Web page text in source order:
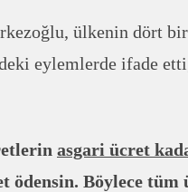
ülkenin dört bir
eylemlerde ifade
asgari ücret
ödensin. Böylece